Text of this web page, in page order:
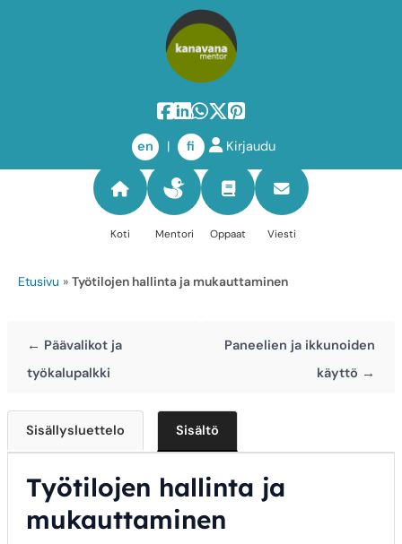
en | fi Kirjaudu
Koti Mentori Oppaat Viesti
Etusivu » Työtilojen hallinta ja mukauttaminen
← Päävalikot ja
työkalupalkki
Paneelien ja ikkunoiden
käyttö →
Sisällysluettelo Sisältö
Työtilojen hallinta ja
mukauttaminen